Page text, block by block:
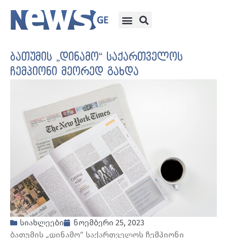
ბათუმის „დინამო“ საქართველოს
ჩემპიონი მეორედ გახდა
სიახლეები
ნოემბერი 25, 2023
ბათუმის „დინამო“ საქართველოს ჩემპიონი